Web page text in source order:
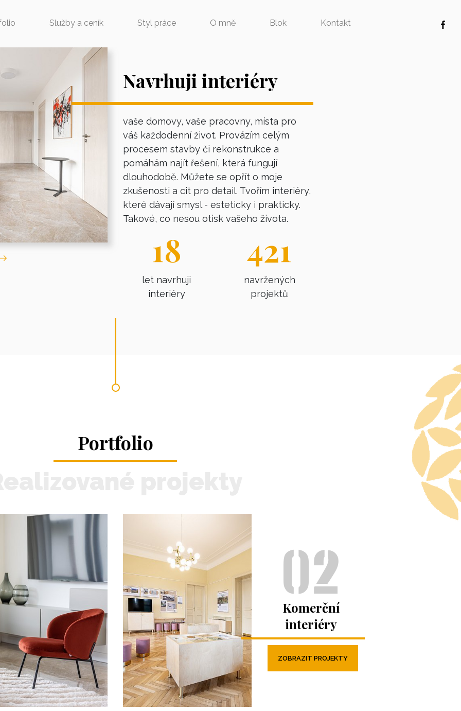
Služby a ceník Styl práce O mně Blok Kontakt
Navrhuji interiéry
vaše domovy, vaše pracovny, místa pro
váš každodenní život. Provázím celým
procesem stavby či rekonstrukce a
pomáhám najít řešení, která fungují
dlouhodobě. Můžete se opřít o moje
zkušenosti a cit pro detail. Tvořím interiéry,
které dávají smysl - esteticky i prakticky.
Takové, co nesou otisk vašeho života.
18
let navrhuji
interiéry
421
navržených
projektů
Portfolio
Komerční
interiéry
ZOBRAZIT PROJEKTY